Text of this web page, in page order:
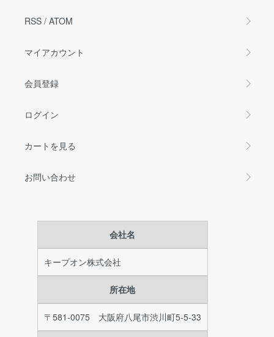
RSS / ATOM
マイアカウント
会員登録
ログイン
カートを見る
お問い合わせ
会社名
キープオン株式会社
所在地
〒581-0075 大阪府八尾市渋川町5-5-33